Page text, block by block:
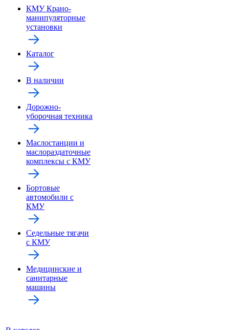
КМУ Крано-
манипуляторные
установки
Каталог
В наличии
Дорожно-
уборочная техника
Маслостанции и
маслораздаточные
комплексы с КМУ
Бортовые
автомобили с
КМУ
Седельные тягачи
с КМУ
Медицинские и
санитарные
машины